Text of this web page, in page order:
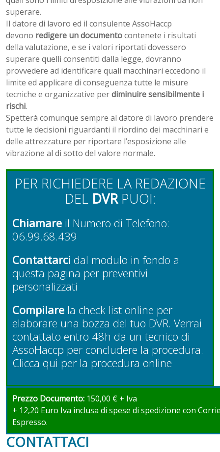
superare.
Il datore di lavoro ed il consulente AssoHaccp
devono redigere un documentocontenete i risultati
della valutazione, e se i valori riportati dovessero
superare quelli consentiti dalla legge, dovranno
provvedere ad identificare quali macchinari eccedono il
limite ed applicare di conseguenza tutte le misure
tecniche e organizzative perdiminuire sensibilmente i
rischi.
Spetterà comunque sempre al datore di lavoro prendere
tutte le decisioni riguardanti il riordino dei macchinari e
delle attrezzature per riportare l’esposizione alle
vibrazione al di sotto del valore normale.
PER RICHIEDERE LA REDAZIONE
DEL DVRPUOI:
Chiamare il Numero di Telefono:
06.99.68.439
Contattarci dal modulo in fondo a
questa pagina per preventivi
personalizzati
Compilare la check list online per
elaborare una bozza del tuo DVR. Verrai
contattato entro 48h da un tecnico di
AssoHaccp per concludere la procedura.
Clicca qui per la procedura online
Prezzo Documento: 150,00 € + Iva
+ 12,20 Euro Iva inclusa di spese di spedizione con
Espresso.
CONTATTACI